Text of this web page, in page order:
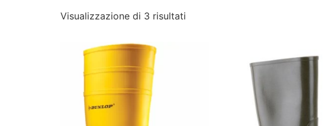
Visualizzazione di 3 risultati